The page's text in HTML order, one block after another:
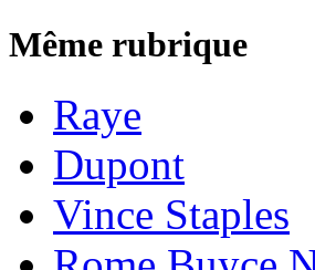
Même rubrique
Raye
Dupont
Vince Staples